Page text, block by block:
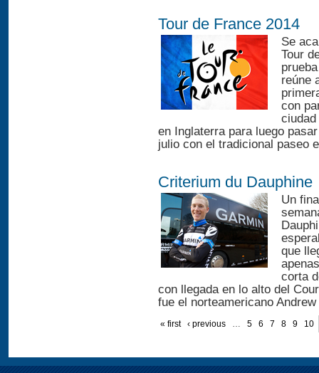
Tour de France 2014
Se
Tour
reúne
con
en Inglaterra para luego
julio con el tradicional paseo
Criterium du Dauphine
Un
que
corta
con llegada en lo alto del
fue el norteamericano
« first ‹ previous … 5 6 7 8 9 10